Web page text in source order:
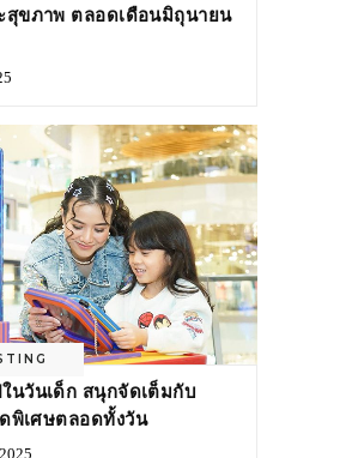
สุขภาพ ตลอดเดือนมิถุนายน
นวันเด็ก สนุกจัดเต็มกับ
พิเศษตลอดทั้งวัน